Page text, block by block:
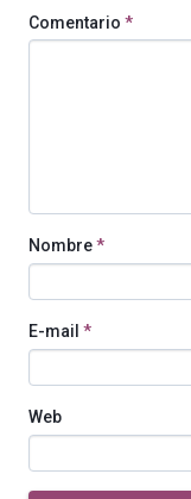
Comentario *
Nombre*
E-mail *
Web